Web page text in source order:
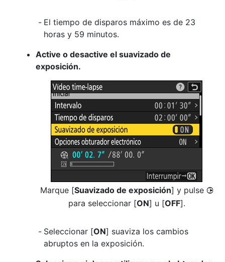
El tiempo de disparos máximo es de 23
horas y 59 minutos.
Active o desactive el suavizado de
exposición.
Marque [Suavizado de exposición] y pulse 2
para seleccionar [ON] u [OFF].
Seleccionar [ON] suaviza los cambios
abruptos en la exposición.